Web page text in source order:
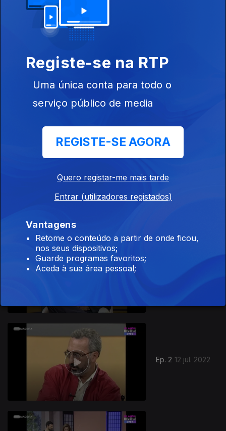
Ep. 2 12 jul. 2022
627802
Registe-se na RTP
Uma única conta para todo o
serviço público de media
REGISTE-SE AGORA
Quero registar-me mais tarde
Entrar (utilizadores registados)
Vantagens
Retome o conteúdo a partir de onde ficou,
nos seus dispositivos;
Guarde programas favoritos;
Aceda à sua área pessoal;